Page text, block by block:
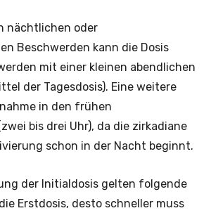
nächtlichen oder
Beschwerden kann die Dosis
mit einer kleinen abendlichen
der Tagesdosis). Eine weitere
in den frühen
bis drei Uhr), da die zirkadiane
schon in der Nacht beginnt.
der Initialdosis gelten folgende
Erstdosis, desto schneller muss